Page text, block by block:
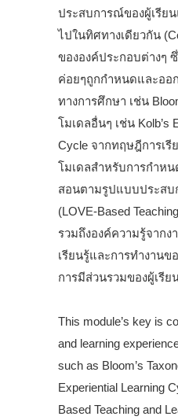
ประสบการณ์ของผู้เรียน
ไปในทิศทางเดียวกัน
ขององค์ประกอบต่างๆ
ค่อยๆถูกกำหนดและออ
ทางการศึกษา เช่น
โมเดลอื่นๆ เช่น Kolb’s
Cycle จากทฤษฎีการเ
โมเดลสำหรับการกำห
สอนตามรูปแบบประสบ
(LOVE-Based
รวมถึงองค์ความรู้จากง
เรียนรู้และการทำงานข
การมีส่วนรวมของผู้เรีย
This module’s key is
and learning
such as Bloom’s
Experiential Learning
Based Teaching and